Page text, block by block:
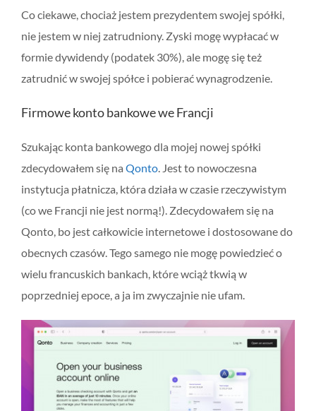
Co ciekawe, chociaż jestem prezydentem swojej spółki,
nie jestem w niej zatrudniony. Zyski mogę wypłacać w
formie dywidendy (podatek 30%), ale mogę się też
zatrudnić w swojej spółce i pobierać wynagrodzenie.
Firmowe konto bankowe we Francji
Szukając konta bankowego dla mojej nowej spółki
zdecydowałem się na Qonto. Jest to nowoczesna
instytucja płatnicza, która działa w czasie rzeczywistym
(co we Francji nie jest normą!). Zdecydowałem się na
Qonto, bo jest całkowicie internetowe i dostosowane do
obecnych czasów. Tego samego nie mogę powiedzieć o
wielu francuskich bankach, które wciąż tkwią w
poprzedniej epoce, a ja im zwyczajnie nie ufam.